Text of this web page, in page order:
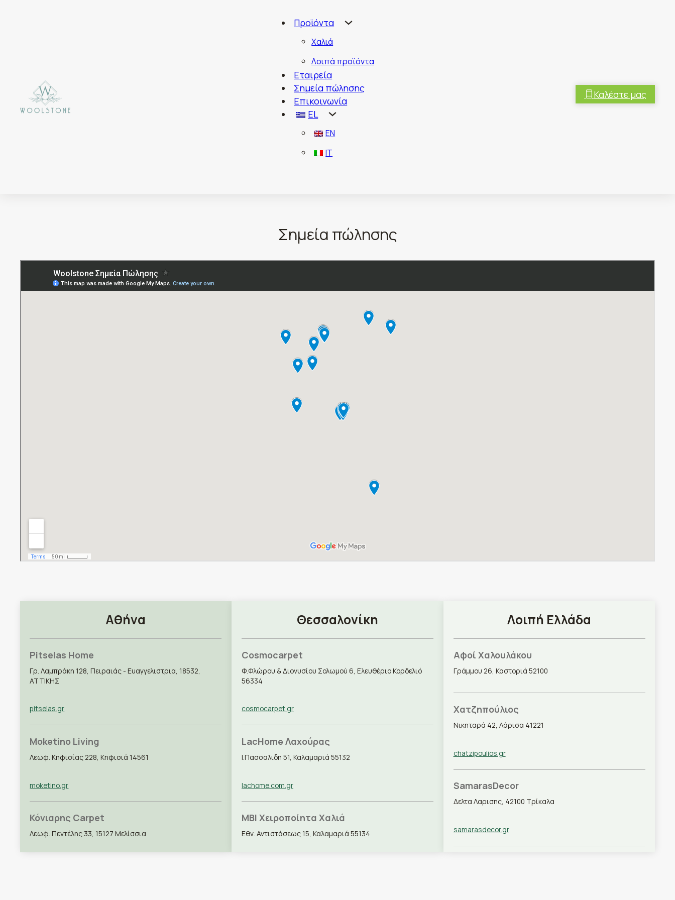
Προϊόντα
Χαλιά
Λοιπά προϊόντα
Εταιρεία
Σημεία πώλησης
Επικοινωνία
EL
EN
IT
Καλέστε μας
Σημεία πώλησης
Αθήνα
Pitselas Home
Γρ. Λαμπράκη 128, Πειραιάς - Ευαγγελιστρια, 18532,
ΑΤΤΙΚΗΣ
pitselas.gr
Moketino Living
Λεωφ. Κηφισίας 228, Κηφισιά 14561
moketino.gr
Κόνιαρης Carpet
Λεωφ. Πεντέλης 33, 15127 Μελίσσια
Θεσσαλονίκη
Cosmocarpet
Φ.Φλώρου & Διονυσίου Σολωμού 6, Ελευθέριο Κορδελιό
56334
cosmocarpet.gr
LacHome Λαχούρας
Ι.Πασσαλιδη 51, Καλαμαριά 55132
lachome.com.gr
MBI Χειροποίητα Χαλιά
Εθν. Αντιστάσεως 15, Καλαμαριά 55134
Λοιπή Ελλάδα
Αφοί Χαλουλάκου
Γράμμου 26, Καστοριά 52100
Χατζηπούλιος
Νικηταρά 42, Λάρισα 41221
chatzipoulios.gr
SamarasDecor
Δελτα Λαρισης, 42100 Τρίκαλα
samarasdecor.gr